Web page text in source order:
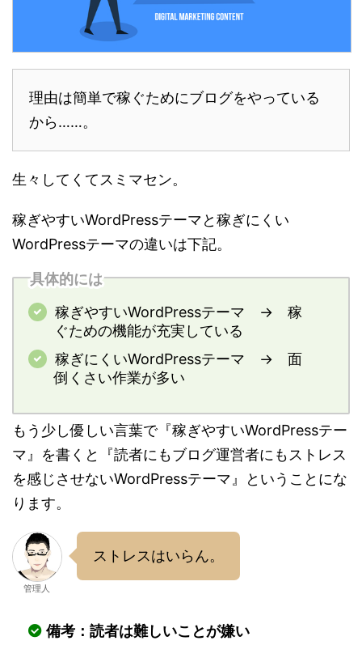
理由は簡単で稼ぐためにブログをやっている
から……。
生々してくてスミマセン。
稼ぎやすいWordPressテーマと稼ぎにくい
WordPressテーマの違いは下記。
具体的には
稼ぎやすいWordPressテーマ → 稼
ぐための機能が充実している
稼ぎにくいWordPressテーマ → 面
倒くさい作業が多い
もう少し優しい言葉で『稼ぎやすいWordPressテー
マ』を書くと『読者にもブログ運営者にもストレス
を感じさせないWordPressテーマ』ということにな
ります。
管理人
ストレスはいらん。
備考：読者は難しいことが嫌い